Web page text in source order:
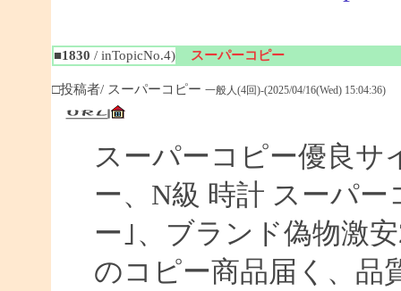
■1830 / inTopicNo.4) スーパーコピー
□投稿者/ スーパーコピー 一般人(4回)-(2025/04/16(Wed) 15:04:36)
スーパーコピー優良サ
ー、N級 時計 スーパ
ー｣、ブランド偽物激
のコピー商品届く、品